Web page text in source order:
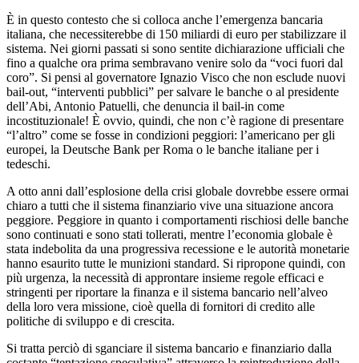
È in questo contesto che si colloca anche l’emergenza bancaria
italiana, che necessiterebbe di 150 miliardi di euro per stabilizzare il
sistema. Nei giorni passati si sono sentite dichiarazione ufficiali che
fino a qualche ora prima sembravano venire solo da “voci fuori dal
coro”. Si pensi al governatore Ignazio Visco che non esclude nuovi
bail-out, “interventi pubblici” per salvare le banche o al presidente
dell’Abi, Antonio Patuelli, che denuncia il bail-in come
incostituzionale! È ovvio, quindi, che non c’è ragione di presentare
“l’altro” come se fosse in condizioni peggiori: l’americano per gli
europei, la Deutsche Bank per Roma o le banche italiane per i
tedeschi.
A otto anni dall’esplosione della crisi globale dovrebbe essere ormai
chiaro a tutti che il sistema finanziario vive una situazione ancora
peggiore. Peggiore in quanto i comportamenti rischiosi delle banche
sono continuati e sono stati tollerati, mentre l’economia globale è
stata indebolita da una progressiva recessione e le autorità monetarie
hanno esaurito tutte le munizioni standard. Si ripropone quindi, con
più urgenza, la necessità di approntare insieme regole efficaci e
stringenti per riportare la finanza e il sistema bancario nell’alveo
della loro vera missione, cioè quella di fornitori di credito alle
politiche di sviluppo e di crescita.
Si tratta perciò di sganciare il sistema bancario e finanziario dalla